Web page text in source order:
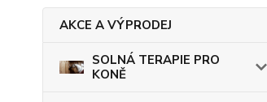
AKCE A VÝPRODEJ
SOLNÁ TERAPIE PRO
KONĚ